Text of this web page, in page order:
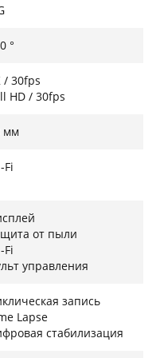
управления
соединить
или планшетом
просматривать
сохранять и
в
быстро
сетях или
экране.
°
/ 30fps
HD / 30fps
мм
Fi
от пыли
Fi
управления
запись
Lapse
стабилизация